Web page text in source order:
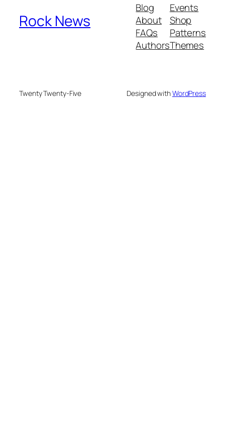
Rock News
Blog
About
FAQs
Authors
Events
Shop
Patterns
Themes
Twenty Twenty-Five Designed withWordPress